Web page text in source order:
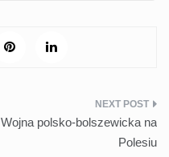
Wojna polsko-bolszewicka na
Polesiu